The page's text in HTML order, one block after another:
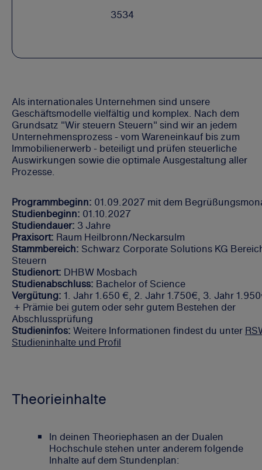
3534
Als internationales Unternehmen sind unsere
Geschäftsmodelle vielfältig und komplex. Nach dem
Grundsatz "Wir steuern Steuern" sind wir an jedem
Unternehmensprozess - vom Wareneinkauf bis zum
Immobilienerwerb - beteiligt und prüfen steuerliche
Auswirkungen sowie die optimale Ausgestaltung aller
Prozesse.
Programmbeginn: 01.09.2027 mit dem
Studienbeginn: 01.10.2027
Studiendauer: 3 Jahre
Praxisort: Raum Heilbronn/Neckarsulm
Stammbereich: Schwarz Corporate Solutions KG
Steuern
Studienort: DHBW Mosbach
Studienabschluss: Bachelor of Science
Vergütung: 1. Jahr 1.650 €, 2. Jahr 1.750€, 3. Jahr
+ Prämie bei gutem oder sehr gutem Bestehen der
Abschlussprüfung
Studieninfos: Weitere Informationen findest du unter
Studieninhalte und Profil
Theorieinhalte
In deinen Theoriephasen an der Dualen
Hochschule stehen unter anderem folgende
Inhalte auf dem Stundenplan: